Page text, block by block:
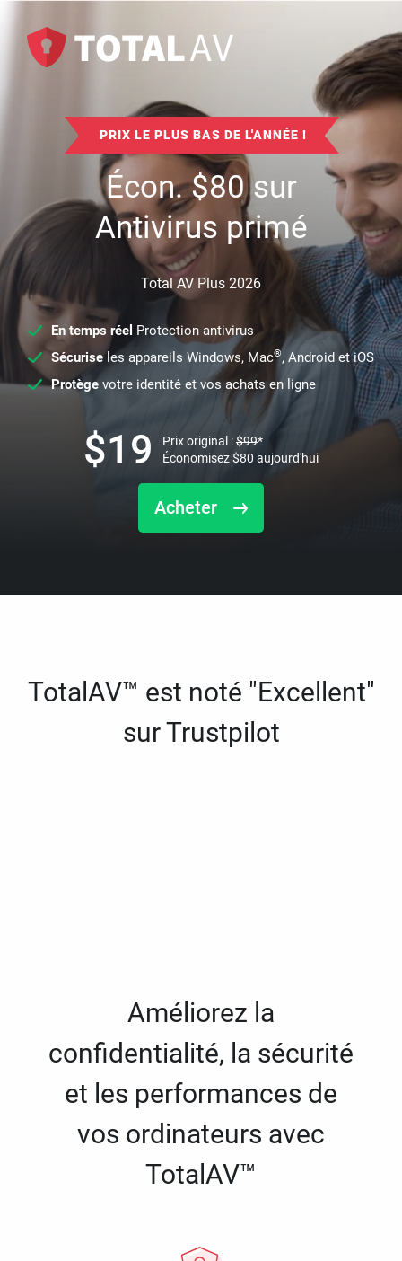
PRIX LE PLUS BAS DE L'ANNÉE !
Écon.$80sur
Antivirus primé
Total AV Plus 2026
En temps réel Protection antivirus
Sécuriseles appareils Windows, Mac®, Android et iOS
Protège votre identité et vos achats en ligne
Acheter
$19 Prix original :$99*
Économisez$80 aujourd'hui
TotalAV™ est noté "Excellent"
sur Trustpilot
Améliorez la
confidentialité, la sécurité
et les performances de
vos ordinateurs avec
TotalAV™